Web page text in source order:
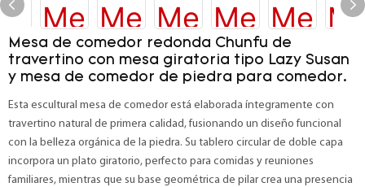
Mesa de comedor redonda Chunfu de
travertino con mesa giratoria tipo Lazy Susan
y mesa de comedor de piedra para comedor.
Esta escultural mesa de comedor está elaborada íntegramente con
travertino natural de primera calidad, fusionando un diseño funcional
con la belleza orgánica de la piedra. Su tablero circular de doble capa
incorpora un plato giratorio, perfecto para comidas y reuniones
familiares, mientras que su base geométrica de pilar crea una presencia